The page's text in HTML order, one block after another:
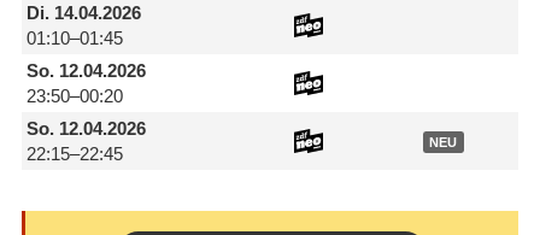
Di.14.04.2026
01:10–01:45
So.12.04.2026
23:50–00:20
So.12.04.2026
22:15–22:45
NEU